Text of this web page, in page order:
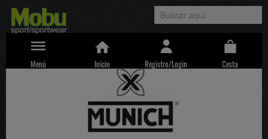
Menú Inicio Registro/Login Cesta